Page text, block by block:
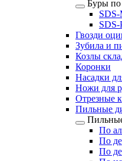
Буры по
SDS-
Гвозди
Зубила и
Козлы
Коронки
Насадки
Ножи для
Отрезные
Пильные
По
По
По